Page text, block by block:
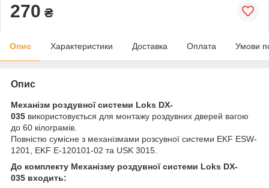
270 ₴
Опис Характеристики Доставка Оплата Умови
Опис
Механізм роздувної системи Loks DX-
035 використовується для монтажу роздувних дверей вагою
до 60 кілограмів.
Повністю сумісне з механізмами розсувної системи EKF ESW-
1201, EKF E-120101-02 та USK 3015.
До комплекту Механізму роздувної системи Loks DX-
035 входить: